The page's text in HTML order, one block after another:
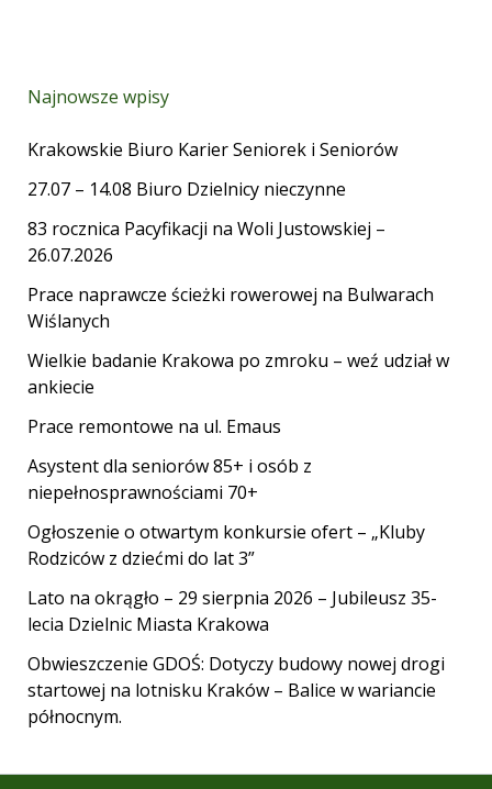
Najnowsze wpisy
Krakowskie Biuro Karier Seniorek i Seniorów
27.07 – 14.08 Biuro Dzielnicy nieczynne
83 rocznica Pacyfikacji na Woli Justowskiej –
26.07.2026
Prace naprawcze ścieżki rowerowej na Bulwarach
Wiślanych
Wielkie badanie Krakowa po zmroku – weź udział w
ankiecie
Prace remontowe na ul. Emaus
Asystent dla seniorów 85+ i osób z
niepełnosprawnościami 70+
Ogłoszenie o otwartym konkursie ofert – „Kluby
Rodziców z dziećmi do lat 3”
Lato na okrągło – 29 sierpnia 2026 – Jubileusz 35-
lecia Dzielnic Miasta Krakowa
Obwieszczenie GDOŚ: Dotyczy budowy nowej drogi
startowej na lotnisku Kraków – Balice w wariancie
północnym.